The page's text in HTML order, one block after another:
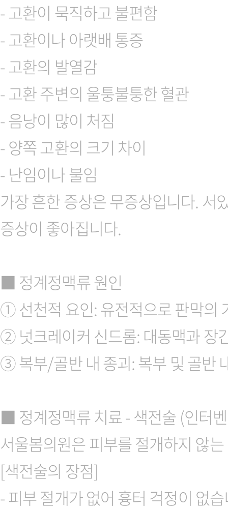
- 고환이 묵직하고 불편함
- 고환이나 아랫배 통증
- 고환의 발열감
- 고환 주변의 울퉁불퉁한 혈관
- 음낭이 많이 처짐
- 양쪽 고환의 크기 차이
- 난임이나 불임
가장 흔한 증상은 무증상입니다. 서
증상이 좋아집니다.
■ 정계정맥류 원인
① 선천적 요인: 유전적으로 판막의
② 넛크레이커 신드롬: 대동맥과 장
③ 복부/골반 내 종괴: 복부 및 골반
■ 정계정맥류 치료 - 색전술 (인터
서울봄의원은 피부를 절개하지 않
[색전술의 장점]
- 피부 절개가 없어 흉터 걱정이 없